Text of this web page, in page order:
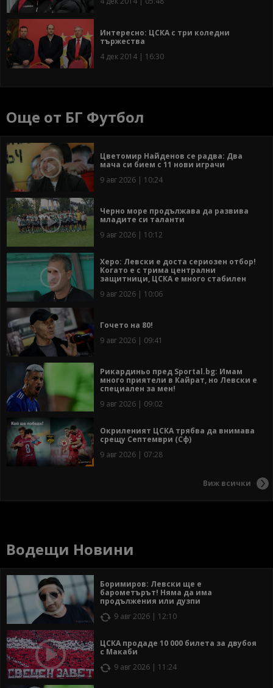
Интересно: ЦСКА с три коледни
тържества
4 дек 2014 | 16:30
Още от БГ Футбол
Цветомир Найденов се радва: Два
мача си бием с 11 нови играчи
9 авг 2026 | 10:24
Черно море продължава да развива
младите си таланти
9 авг 2026 | 10:12
Херо: Левски е доста сериозен отбор!
Когато е с трима централни
защитници, ЦСКА е много стабилен
9 авг 2026 | 10:06
Гочето на 80!
9 авг 2026 | 09:41
Рикардиньо пред Sportal.bg: Имам
много приятели в Кайрат, но Левски е
специален за мен!
9 авг 2026 | 09:02
Окриленият ЦСКА трябва да внимава
срещу Септември (Сф)
9 авг 2026 | 07:28
Виж всички
Водещи Новини
Боримиров: Левски ще е
барометърът! Няма да има
продължения или дузпи
9 авг 2026 | 12:10
ЦСКА продаде 10 000 билета за двубоя
с Макаби
9 авг 2026 | 11:24